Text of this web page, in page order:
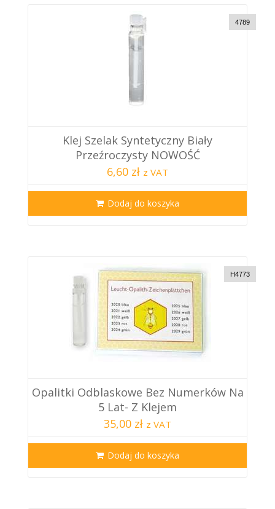
4789
Klej Szelak Syntetyczny Biały
Przeźroczysty NOWOŚĆ
6,60 zł z VAT
Dodaj do koszyka
H4773
Opalitki Odblaskowe Bez Numerków Na
5 Lat- Z Klejem
35,00 zł z VAT
Dodaj do koszyka